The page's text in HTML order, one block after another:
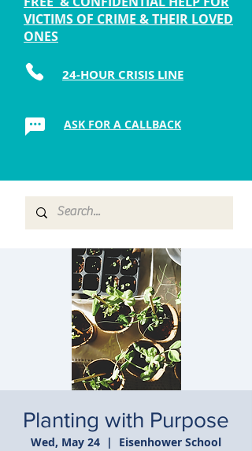
VICTIMS OF CRIME & THEIR LOVED
ONES
24-HOUR CRISIS LINE
ASK FOR A CALLBACK
Planting with Purpose
Wed, May 24
  |
Eisenhower School